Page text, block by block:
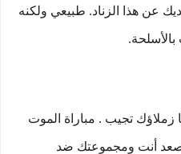
عن هذا الزناد. طبيعي ولكنه
زملاؤك تجيب . مباراة الموت
أنت ومجموعتك ضد